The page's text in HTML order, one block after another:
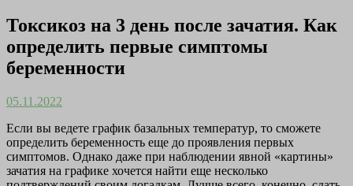
Токсикоз на 3 день после зачатия. Как
определить первые симптомы
беременности
05.11.2022
Если вы ведете график базальных температур, то сможете
определить беременность еще до проявления первых
симптомов. Однако даже при наблюдении явной «картины»
зачатия на графике хочется найти еще несколько